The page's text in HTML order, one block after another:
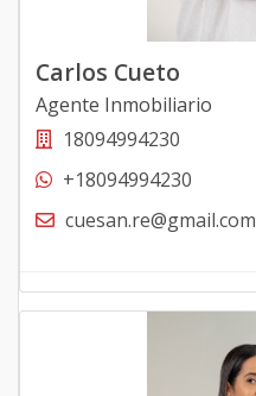
Carlos Cueto
Agente Inmobiliario
18094994230
+18094994230
cuesan.re@gmail.com